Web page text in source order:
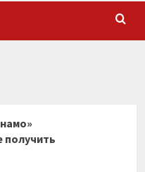
получить